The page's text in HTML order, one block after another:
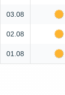
03.08
02.08
01.08